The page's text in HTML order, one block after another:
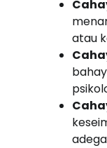
atau